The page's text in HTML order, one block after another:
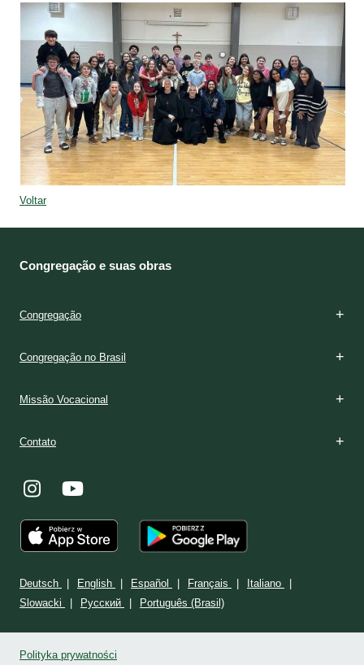
Voltar
Congregação e suas obras
Congregação
Congregação no Brasil
Missão Vocacional
Contato
Deutsch English Español Français
Italiano
Slowacki
Ρусский Português (Brasil)
Polityka prywatności